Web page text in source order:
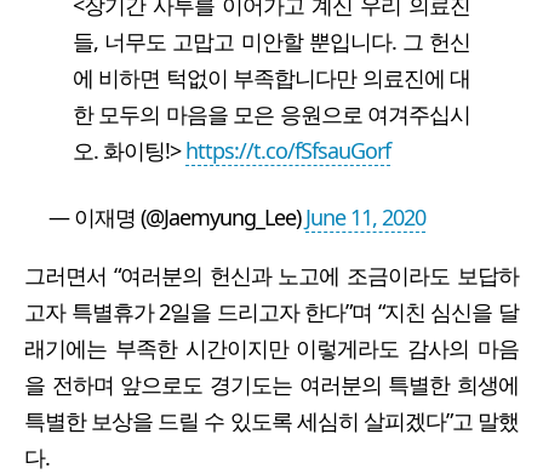
들, 너무도 고맙고 미안할 뿐입니다. 그 헌신
에 비하면 턱없이 부족합니다만 의료진에 대
한 모두의 마음을 모은 응원으로 여겨주십시
오. 화이팅!>https://t.co/fSfsauGorf
— 이재명 (@Jaemyung_Lee)June 11, 2020
그러면서 “여러분의 헌신과 노고에 조금이라도 보답하
고자 특별휴가 2일을 드리고자 한다”며 “지친 심신을 달
래기에는 부족한 시간이지만 이렇게라도 감사의 마음
을 전하며 앞으로도 경기도는 여러분의 특별한 희생에
특별한 보상을 드릴 수 있도록 세심히 살피겠다”고 말했
다.